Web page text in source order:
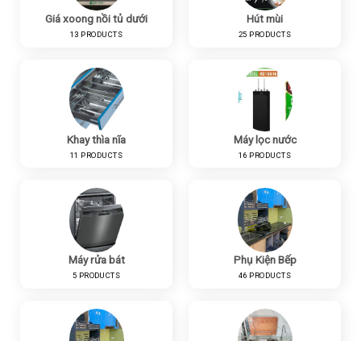
Giá xoong nồi tủ dưới
13 PRODUCTS
Hút mùi
25 PRODUCTS
Khay thìa nĩa
11 PRODUCTS
Máy lọc nước
16 PRODUCTS
Máy rửa bát
5 PRODUCTS
Phụ Kiện Bếp
46 PRODUCTS